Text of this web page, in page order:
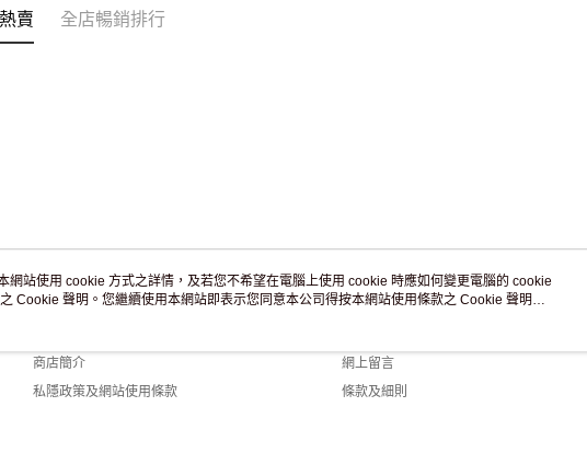
賣 全店暢銷排行
關於我們
商店簡介
私隱政策及網站使用條款
客戶服務
網上留言
條款及細則
網站使用 cookie 方式之詳情，及若您不希望在電腦上使用 cookie 時應如何變更電腦的 cookie
Cookie 聲明。您繼續使用本網站即表示您同意本公司得按本網站使用條款之 Cookie 聲明使